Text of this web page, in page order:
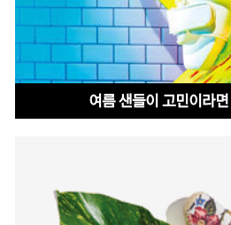
여름 샌들이 고민이라